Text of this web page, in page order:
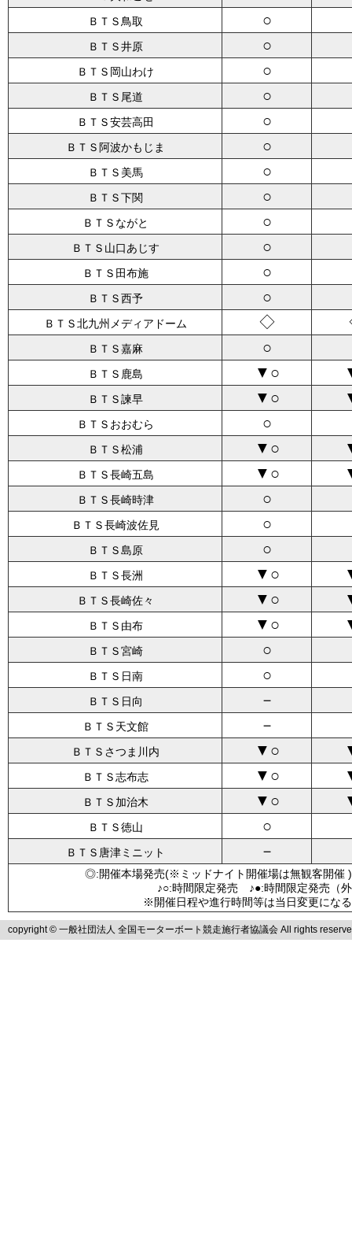
ＢＴＳ鳥取 ○
ＢＴＳ井原 ○
ＢＴＳ岡山わけ ○
ＢＴＳ尾道 ○
ＢＴＳ安芸高田 ○
ＢＴＳ阿波かもじま ○
ＢＴＳ美馬 ○
ＢＴＳ下関 ○
ＢＴＳながと ○
ＢＴＳ山口あじす ○
ＢＴＳ田布施 ○
ＢＴＳ西予 ○
ＢＴＳ北九州メディアドーム ◇
ＢＴＳ嘉麻 ○
ＢＴＳ鹿島 ▼○
ＢＴＳ諫早 ▼○
ＢＴＳおおむら ○
ＢＴＳ松浦 ▼○
ＢＴＳ長崎五島 ▼○
ＢＴＳ長崎時津 ○
ＢＴＳ長崎波佐見 ○
ＢＴＳ島原 ○
ＢＴＳ長洲 ▼○
ＢＴＳ長崎佐々 ▼○
ＢＴＳ由布 ▼○
ＢＴＳ宮崎 ○
ＢＴＳ日南 ○
ＢＴＳ日向 －
ＢＴＳ天文館 －
ＢＴＳさつま川内 ▼○
ＢＴＳ志布志 ▼○
ＢＴＳ加治木 ▼○
ＢＴＳ徳山 ○
ＢＴＳ唐津ミニット －
◎:開催本場発売(※ミッドナイト開催場は無観客
♪○:時間限定発売 ♪●:時間限定発売
※開催日程や進行時間等は当日変更にな
copyright © 一般社団法人 全国モーターボート競走施行者協議会 All rights